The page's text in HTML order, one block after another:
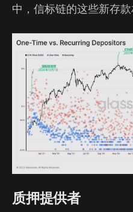
中，信标链的这些新存款
质押提供者